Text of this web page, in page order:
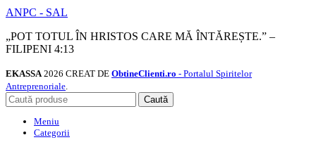
ANPC - SAL
„POT TOTUL ÎN HRISTOS CARE MĂ ÎNTĂREȘTE.” –
FILIPENI 4:13
EKASSA 2026 CREAT DE ObtineClienti.ro - Portalul Spiritelor
Antreprenoriale
Caută
Meniu
Categorii